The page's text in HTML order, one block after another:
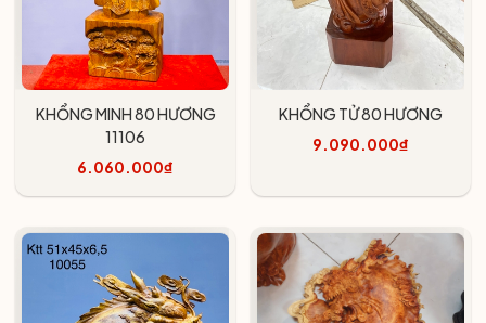
KHỔNG MINH 80 HƯƠNG
11106
6.060.000₫
KHỔNG TỬ 80 HƯƠNG
9.090.000₫